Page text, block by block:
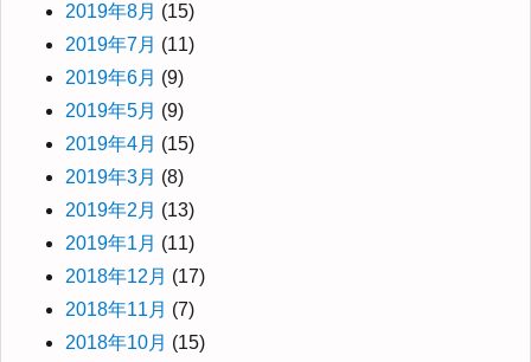
2019年8月 (15)
2019年7月 (11)
2019年6月 (9)
2019年5月 (9)
2019年4月 (15)
2019年3月 (8)
2019年2月 (13)
2019年1月 (11)
2018年12月 (17)
2018年11月 (7)
2018年10月 (15)